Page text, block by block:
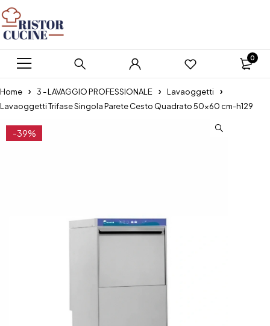
0
Home 3 - LAVAGGIO PROFESSIONALE
Lavaoggetti
Lavaoggetti Trifase Singola Parete Cesto Quadrato 50×60 cm-h129
-39%